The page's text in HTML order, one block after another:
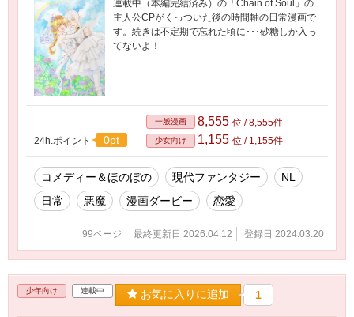
連載中（本編完結済み）の「Chain of Soul」の
主人公CPがくっついた後の時間軸の日常漫画で
す。続きは不定期で忘れた頃に･･･砂糖しか入っ
てないよ！
24h.ポイント 0pt
一般漫画 8,555 位 / 8,555件
少女向け 1,155 位 / 1,155件
コメディー＆ほのぼの 現代ファンタジー
NL
日常
悪魔 漫画ダービー 恋愛
99ページ 最終更新日 2026.04.12 登録日 2024.03.20
少年向け 連載中 お気に入りに追加 1